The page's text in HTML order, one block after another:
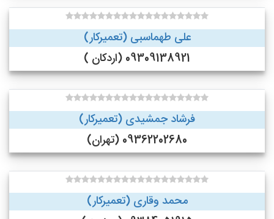
علی طهماسبی (تعمیرکار)
09309138921 (اردکان )
فرشاد جمشیدی (تعمیرکار)
09362202680 (تهران)
محمد وقاری (تعمیرکار)